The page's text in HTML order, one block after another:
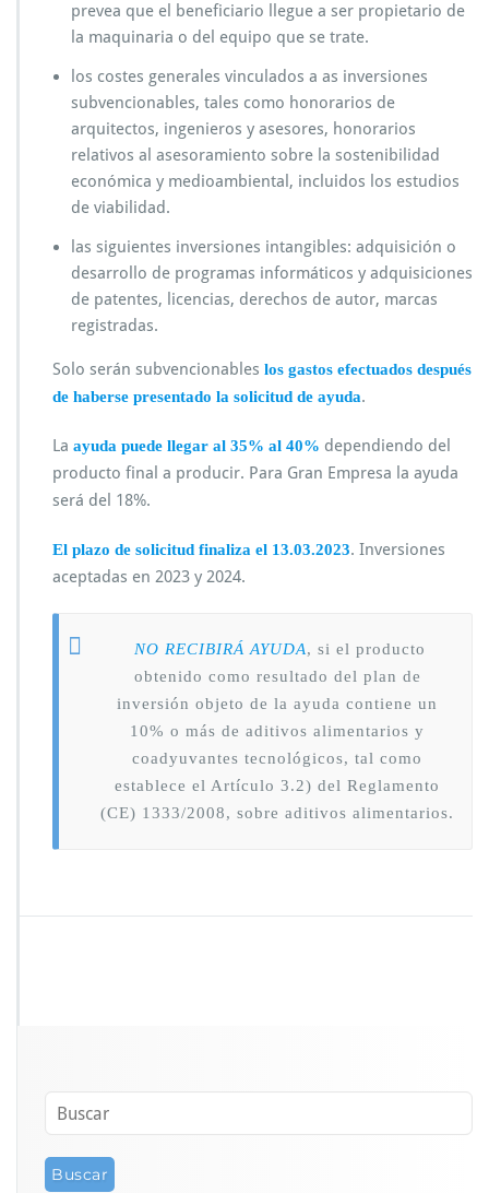
prevea que el beneficiario llegue a ser propietario de
la maquinaria o del equipo que se trate.
los costes generales vinculados a as inversiones
subvencionables, tales como honorarios de
arquitectos, ingenieros y asesores, honorarios
relativos al asesoramiento sobre la sostenibilidad
económica y medioambiental, incluidos los estudios
de viabilidad.
las siguientes inversiones intangibles: adquisición o
desarrollo de programas informáticos y adquisiciones
de patentes, licencias, derechos de autor, marcas
registradas.
Solo serán subvencionables los gastos efectuados después
de haberse presentado la solicitud de ayuda.
La ayuda puede llegar al 35% al 40% dependiendo del
producto final a producir. Para Gran Empresa la ayuda
será del 18%.
El plazo de solicitud finaliza el 13.03.2023. Inversiones
aceptadas en 2023 y 2024.
NO RECIBIRÁ AYUDA, si el producto
obtenido como resultado del plan de
inversión objeto de la ayuda contiene un
10% o más de aditivos alimentarios y
coadyuvantes tecnológicos, tal como
establece el Artículo 3.2) del Reglamento
(CE) 1333/2008, sobre aditivos alimentarios.